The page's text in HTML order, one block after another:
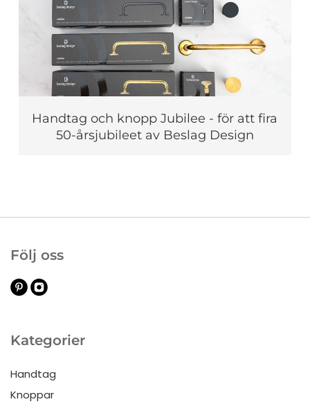
Handtag och knopp Jubilee - för att fira
50-årsjubileet av Beslag Design
Kategorier
Handtag
Knoppar
Följ oss